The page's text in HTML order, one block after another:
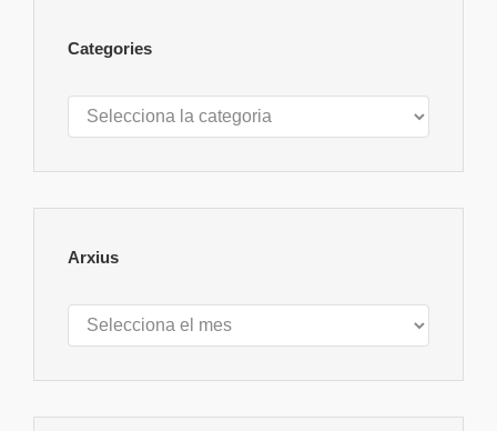
Categories
Categories
Arxius
Arxius